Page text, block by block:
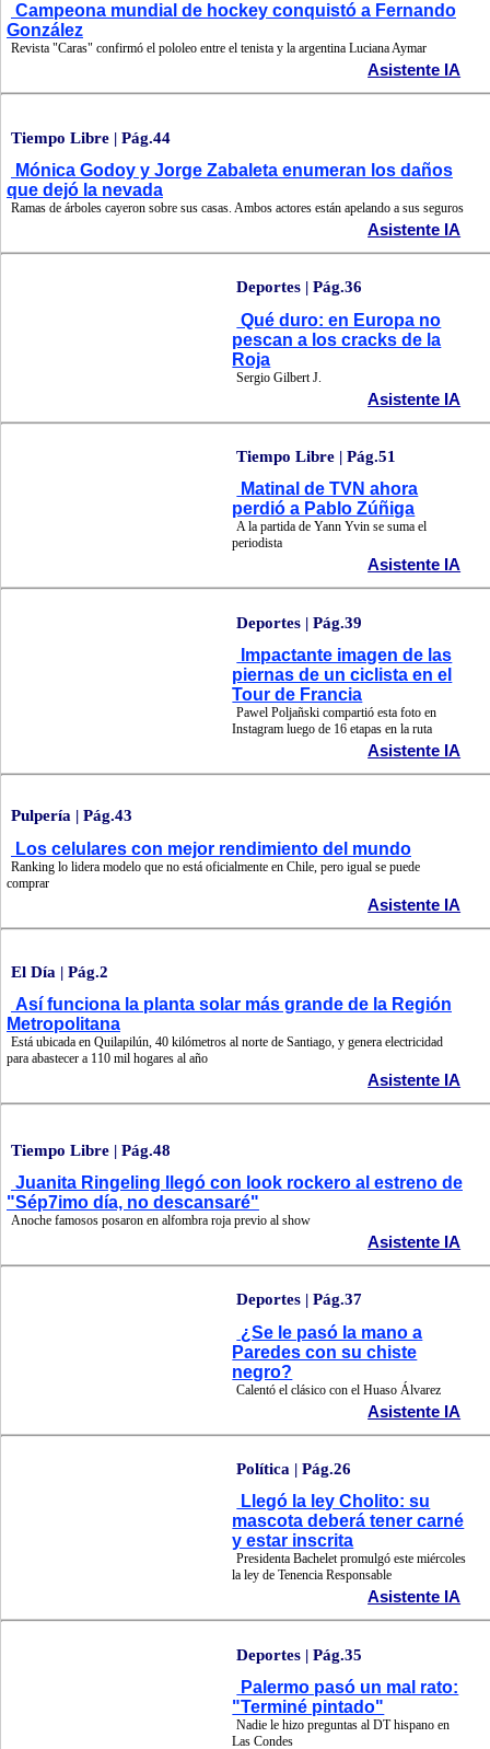
Campeona mundial de hockey conquistó a Fernando
González
Revista "Caras" confirmó el pololeo entre el tenista y la argentina Luciana Aymar
Asistente IA
Tiempo Libre | Pág.44
Mónica Godoy y Jorge Zabaleta enumeran los daños
que dejó la nevada
Ramas de árboles cayeron sobre sus casas. Ambos actores están apelando a sus seguros
Asistente IA
Deportes | Pág.36
Qué duro: en Europa no
pescan a los cracks de la
Roja
Sergio Gilbert J.
Asistente IA
Tiempo Libre | Pág.51
Matinal de TVN ahora
perdió a Pablo Zúñiga
A la partida de Yann Yvin se suma el
periodista
Asistente IA
Deportes | Pág.39
Impactante imagen de las
piernas de un ciclista en el
Tour de Francia
Pawel Poljañski compartió esta foto en
Instagram luego de 16 etapas en la ruta
Asistente IA
Pulpería | Pág.43
Los celulares con mejor rendimiento del mundo
Ranking lo lidera modelo que no está oficialmente en Chile, pero igual se puede
comprar
Asistente IA
El Día | Pág.2
Así funciona la planta solar más grande de la Región
Metropolitana
Está ubicada en Quilapilún, 40 kilómetros al norte de Santiago, y genera electricidad
para abastecer a 110 mil hogares al año
Asistente IA
Tiempo Libre | Pág.48
Juanita Ringeling llegó con look rockero al estreno de
"Sép7imo día, no descansaré"
Anoche famosos posaron en alfombra roja previo al show
Asistente IA
Deportes | Pág.37
¿Se le pasó la mano a
Paredes con su chiste
negro?
Calentó el clásico con el Huaso Álvarez
Asistente IA
Política | Pág.26
Llegó la ley Cholito: su
mascota deberá tener carné
y estar inscrita
Presidenta Bachelet promulgó este miércoles
la ley de Tenencia Responsable
Asistente IA
Deportes | Pág.35
Palermo pasó un mal rato:
"Terminé pintado"
Nadie le hizo preguntas al DT hispano en
Las Condes